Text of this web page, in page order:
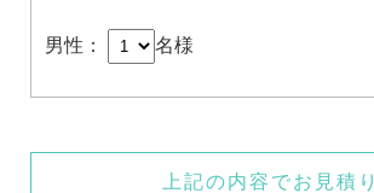
男性： 名様
上記の内容でお見積り